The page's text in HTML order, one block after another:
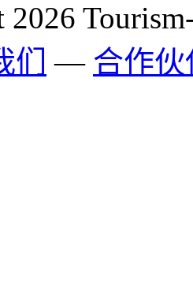
2026
— 合作伙